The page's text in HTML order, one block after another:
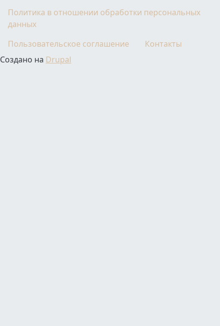
Политика в отношении обработки персональных
данных
Пользовательское соглашение
Контакты
Создано на Drupal